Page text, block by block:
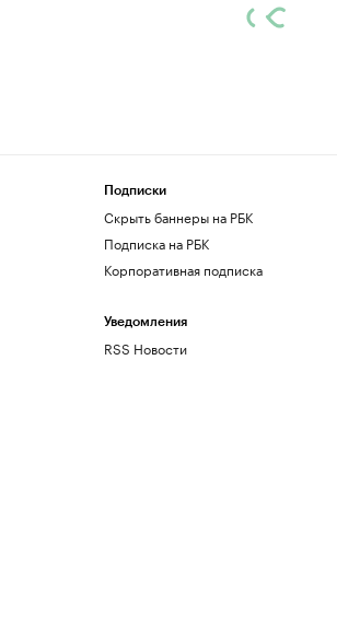
Подписки
Скрыть баннеры на РБК
Подписка на РБК
Корпоративная подписка
Уведомления
RSS Новости